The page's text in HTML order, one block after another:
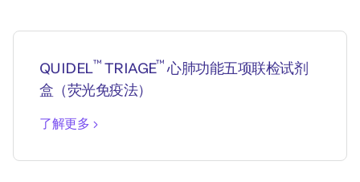
QUIDEL™ TRIAGE™心肺功能五项联检试剂
盒（荧光免疫法）
了解更多